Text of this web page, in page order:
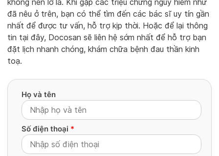
không nên lơ là. Khi gặp các triệu chứng nguy hiểm như
đã nêu ở trên, bạn có thể tìm đến các bác sĩ uy tín gần
nhất để được tư vấn, hỗ trợ kịp thời. Hoặc để lại thông
tin tại đây, Docosan sẽ liên hệ sớm nhất để hỗ trợ bạn
đặt lịch nhanh chóng, khám chữa bệnh đau thần kinh
toạ.
Họ và tên
Số điện thoại *